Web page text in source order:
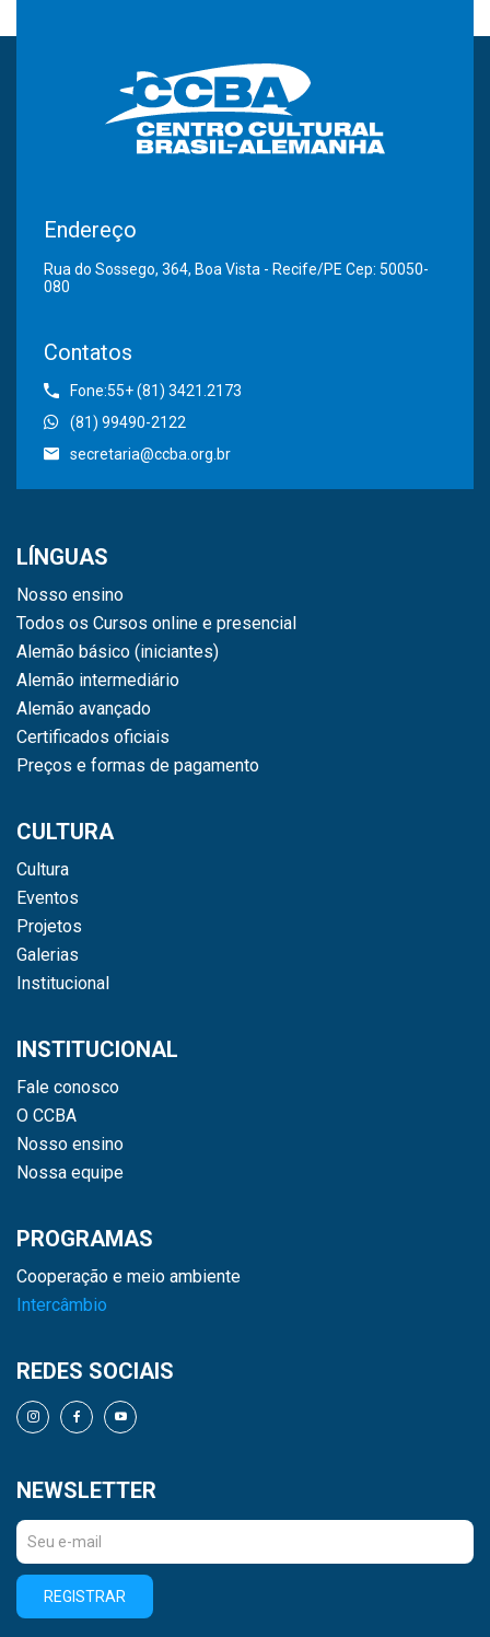
Endereço
Rua do Sossego, 364, Boa Vista - Recife/PE Cep: 50050-
080
Contatos
Fone:55+ (81) 3421.2173
(81) 99490-2122
secretaria@ccba.org.br
LÍNGUAS
Nosso ensino
Todos os Cursos online e presencial
Alemão básico (iniciantes)
Alemão intermediário
Alemão avançado
Certificados oficiais
Preços e formas de pagamento
CULTURA
Cultura
Eventos
Projetos
Galerias
Institucional
INSTITUCIONAL
Fale conosco
O CCBA
Nosso ensino
Nossa equipe
PROGRAMAS
Cooperação e meio ambiente
Intercâmbio
REDES SOCIAIS
NEWSLETTER
REGISTRAR